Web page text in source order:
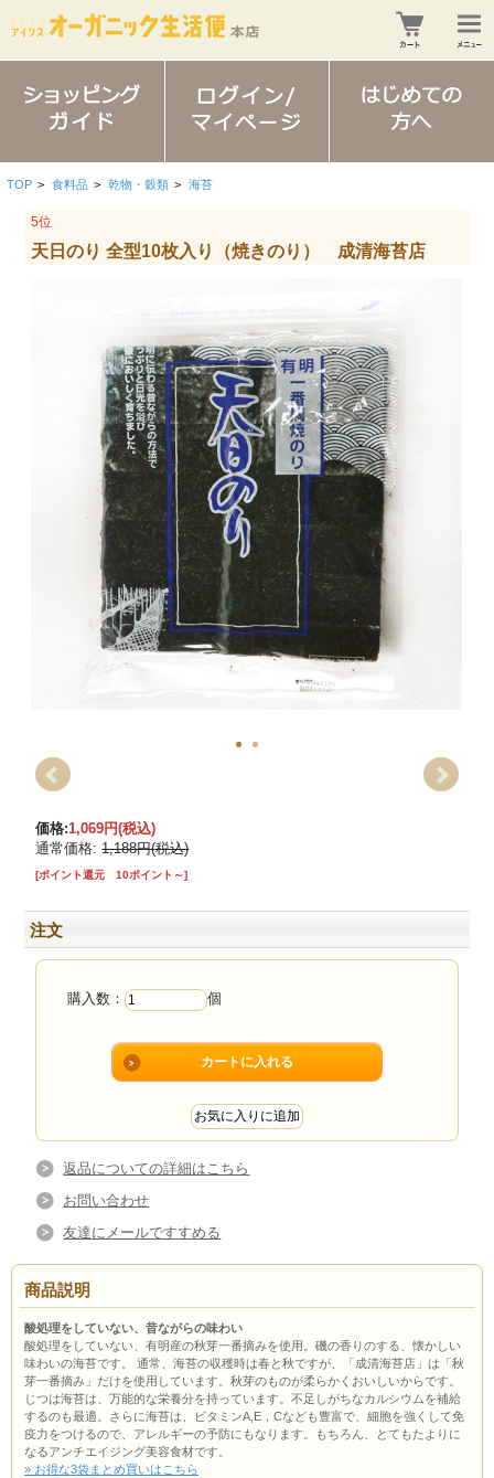
TOP > 食料品 > 乾物・穀類 > 海苔
5位
天日のり 全型10枚入り（焼きのり） 成清海苔店
価格:1,069円(税込)
通常価格:1,188円(税込)
[ポイント還元 10ポイント～]
注文
購入数： 個
返品についての詳細はこちら
お問い合わせ
友達にメールですすめる
商品説明
酸処理をしていない、昔ながらの味わい
酸処理をしていない、有明産の秋芽一番摘みを使用。磯の香りのする、懐かしい
味わいの海苔です。 通常、海苔の収穫時は春と秋ですが、「成清海苔店」は「秋
芽一番摘み」だけを使用しています。秋芽のものが柔らかくおいしいからです。
じつは海苔は、万能的な栄養分を持っています。不足しがちなカルシウムを補給
するのも最適。さらに海苔は、ビタミンA,E，Cなども豊富で、細胞を強くして免
疫力をつけるので、アレルギーの予防にもなります。もちろん、とてもたよりに
なるアンチエイジング美容食材です。
» お得な3袋まとめ買いはこちら